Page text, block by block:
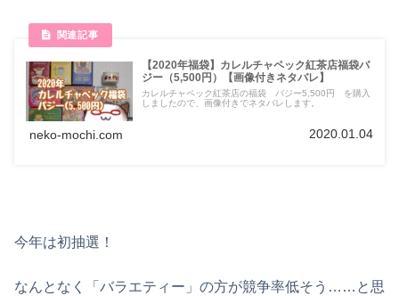
【2020年福袋】カレルチャペック紅茶店福袋バ
ジー（5,500円）【画像付きネタバレ】
カレルチャペック紅茶店の福袋 バジー5,500円 を購入
しましたので、画像付きでネタバレします。
neko-mochi.com 2020.01.04
今年は初抽選！
なんとなく「バラエティー」の方が競争率低そう……と思